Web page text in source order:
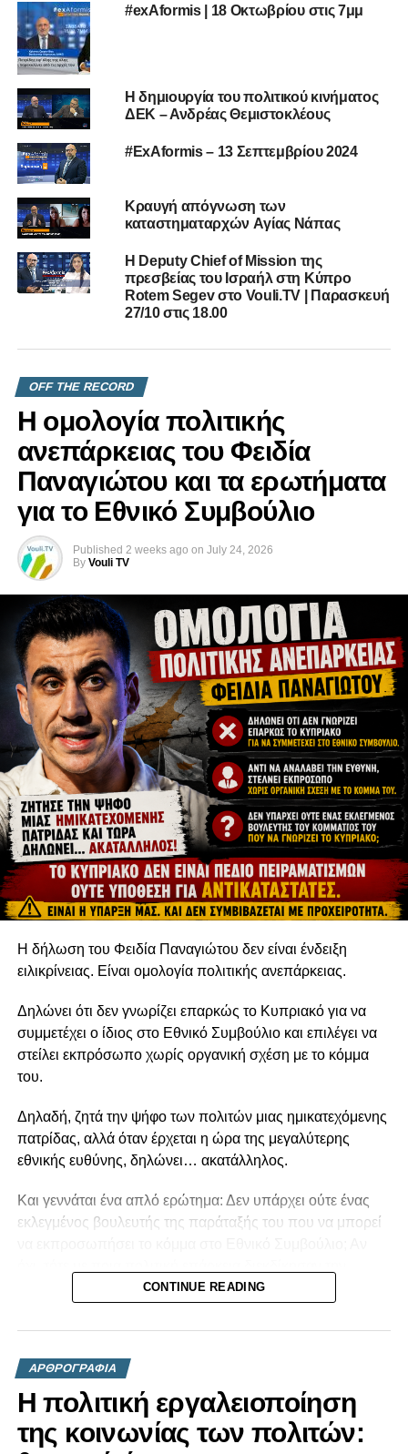
#exAformis | 18 Οκτωβρίου στις 7μμ
Η δημιουργία του πολιτικού κινήματος
ΔΕΚ – Ανδρέας Θεμιστοκλέους
#ExAformis – 13 Σεπτεμβρίου 2024
Κραυγή απόγνωση των
καταστηματαρχών Aγίας Νάπας
Η Deputy Chief of Mission της
πρεσβείας του Ισραήλ στη Κύπρο
Rotem Segev στο Vouli.TV | Παρασκευή
27/10 στις 18.00
OFF THE RECORD
Η ομολογία πολιτικής
ανεπάρκειας του Φειδία
Παναγιώτου και τα ερωτήματα
για το Εθνικό Συμβούλιο
Published 2 weeks ago on July 24, 2026
By Vouli TV
Η δήλωση του Φειδία Παναγιώτου δεν είναι ένδειξη
ειλικρίνειας. Είναι ομολογία πολιτικής ανεπάρκειας.
Δηλώνει ότι δεν γνωρίζει επαρκώς το Κυπριακό για να
συμμετέχει ο ίδιος στο Εθνικό Συμβούλιο και επιλέγει να
στείλει εκπρόσωπο χωρίς οργανική σχέση με το κόμμα
του.
Δηλαδή, ζητά την ψήφο των πολιτών μιας ημικατεχόμενης
πατρίδας, αλλά όταν έρχεται η ώρα της μεγαλύτερης
εθνικής ευθύνης, δηλώνει… ακατάλληλος.
Και γεννάται ένα απλό ερώτημα: Δεν υπάρχει ούτε ένας
εκλεγμένος βουλευτής της παράταξής του που να μπορεί
εμπιστοσύνη των Κυπρίων;
Η πολιτική δεν είναι βίντεο στο TikTok, ούτε παιχνίδι
παραδέχεται ότι δεν είναι σε θέση να ανταποκριθεί στην
κορυφαία θεσμική διαδικασία για το εθνικό μας ζήτημα, το
ελάχιστο που οφείλει είναι να αναλογιστεί αν ήταν εξαρχής
έτοιμος να ζητήσει την ψήφο του κυπριακού λαού.
CONTINUE READING
ΑΡΘΡΟΓΡΑΦΙΑ
Η πολιτική εργαλειοποίηση
της κοινωνίας των πολιτών: